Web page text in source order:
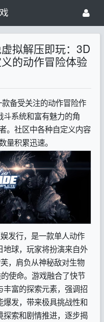
拟解压即玩：3D
的动作冒险体验
备受关注的动作冒险作
系统和富有魅力的角
。社区中各种自定义内容
量积累迅速。
发行，是一款单人动作
球，玩家将扮演来自外
，肩负从神秘敌对生物
使命。游戏融合了快节
富的探索元素，强调招
发，带来极具挑战性和
索和剧情推进，逐步揭